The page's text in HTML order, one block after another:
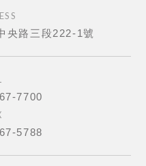
央路三段222-1號
7700
5788